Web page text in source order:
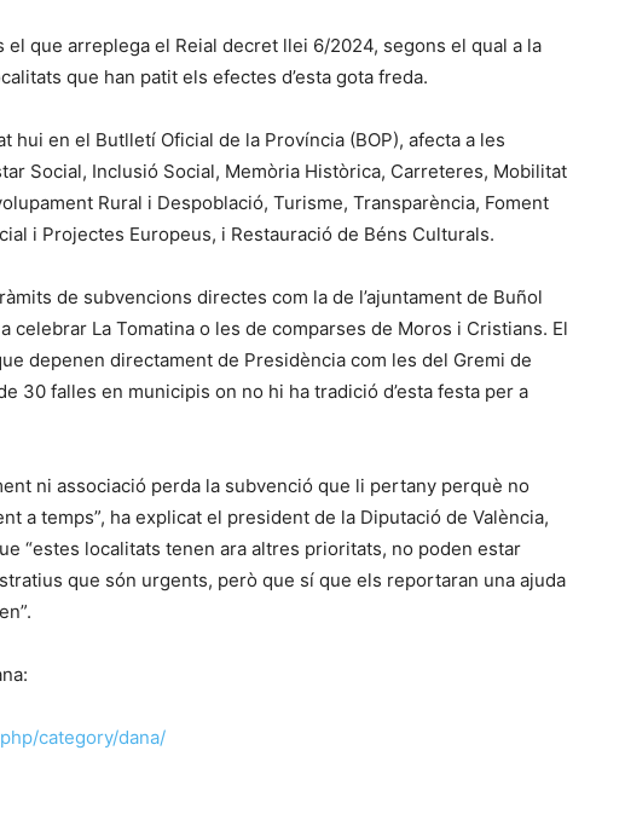
que arreplega el Reial decret llei 6/2024, segons el qual a la
que han patit els efectes d’esta gota freda.
hui en el Butlletí Oficial de la Província (BOP), afecta a les
Social, Inclusió Social, Memòria Històrica, Carreteres, Mobilitat
Rural i Despoblació, Turisme, Transparència, Foment
i Projectes Europeus, i Restauració de Béns Culturals.
de subvencions directes com la de l’ajuntament de Buñol
celebrar La Tomatina o les de comparses de Moros i Cristians. El
depenen directament de Presidència com les del Gremi de
30 falles en municipis on no hi ha tradició d’esta festa per a
ni associació perda la subvenció que li pertany perquè no
a temps”, ha explicat el president de la Diputació de València,
“estes localitats tenen ara altres prioritats, no poden estar
que són urgents, però que sí que els reportaran una ajuda
category/dana/